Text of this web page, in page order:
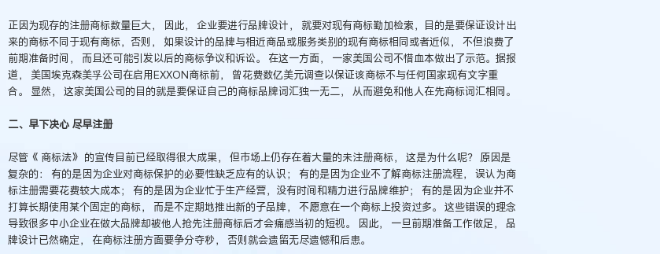
2026.02.10
徐新明律师经典案例：刘某与西安某生物科
技有限公司技术合作开发合同纠纷案
正因为现存的注册商标数量巨大， 因此， 企业要进行品牌设计， 就要对现有商标勤加检索，目的是要保证设计出
来的商标不同于现有商标，否则， 如果设计的品牌与相近商品或服务类别的现有商标相同或者近似， 不但浪费了
前期准备时间， 而且还可能引发以后的商标争议和诉讼。 在这一方面， 一家美国公司不惜血本做出了示范。据报
道， 美国埃克森美孚公司在启用EXXON商标前， 曾花费数亿美元调查以保证该商标不与任何国家现有文字重
合。 显然， 这家美国公司的目的就是要保证自己的商标品牌词汇独一无二， 从而避免和他人在先商标词汇相同。
二、早下决心 尽早注册
尽管《 商标法》 的宣传目前已经取得很大成果， 但市场上仍存在着大量的未注册商标， 这是为什么呢？ 原因是
复杂的： 有的是因为企业对商标保护的必要性缺乏应有的认识； 有的是因为企业不了解商标注册流程， 误认为商
标注册需要花费较大成本； 有的是因为企业忙于生产经营，没有时间和精力进行品牌维护； 有的是因为企业并不
打算长期使用某个固定的商标， 而是不定期地推出新的子品牌， 不愿意在一个商标上投资过多。 这些错误的理念
导致很多中小企业在做大品牌却被他人抢先注册商标后才会痛感当初的短视。 因此， 一旦前期准备工作做足， 品
牌设计已然确定， 在商标注册方面要争分夺秒， 否则就会遗留无尽遗憾和后患。